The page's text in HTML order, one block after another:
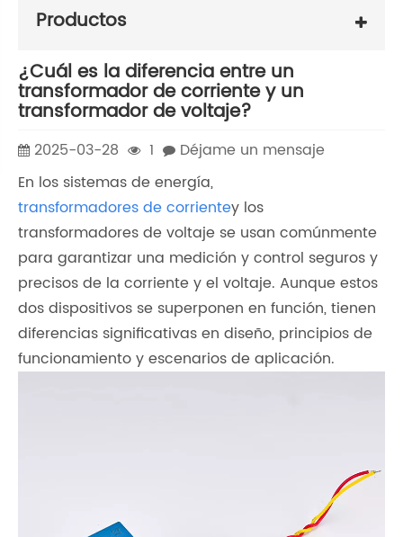
Productos
¿Cuál es la diferencia entre un
transformador de corriente y un
transformador de voltaje?
2025-03-28 1
Déjame un mensaje
En los sistemas de energía,
transformadores de corrientey los
transformadores de voltaje se usan comúnmente
para garantizar una medición y control seguros y
precisos de la corriente y el voltaje. Aunque estos
dos dispositivos se superponen en función, tienen
diferencias significativas en diseño, principios de
funcionamiento y escenarios de aplicación.